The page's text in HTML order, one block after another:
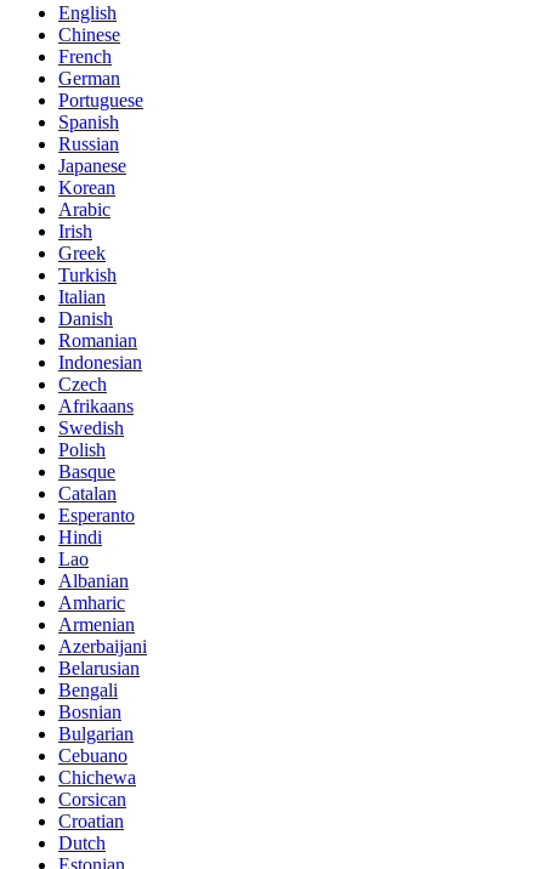
English
Chinese
French
German
Portuguese
Spanish
Russian
Japanese
Korean
Arabic
Irish
Greek
Turkish
Italian
Danish
Romanian
Indonesian
Czech
Afrikaans
Swedish
Polish
Basque
Catalan
Esperanto
Hindi
Lao
Albanian
Amharic
Armenian
Azerbaijani
Belarusian
Bengali
Bosnian
Bulgarian
Cebuano
Chichewa
Corsican
Croatian
Dutch
Estonian